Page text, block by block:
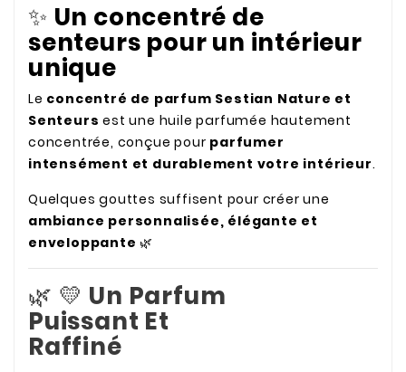
✨ Un concentré de
senteurs pour un intérieur
unique
Le concentré de parfum Sestian Nature et
Senteurs est une huile parfumée hautement
concentrée, conçue pour parfumer
intensément et durablement votre intérieur.
Quelques gouttes suffisent pour créer une
ambiance personnalisée, élégante et
enveloppante 🌿
🌿 💛 Un Parfum
Puissant Et
Raffiné